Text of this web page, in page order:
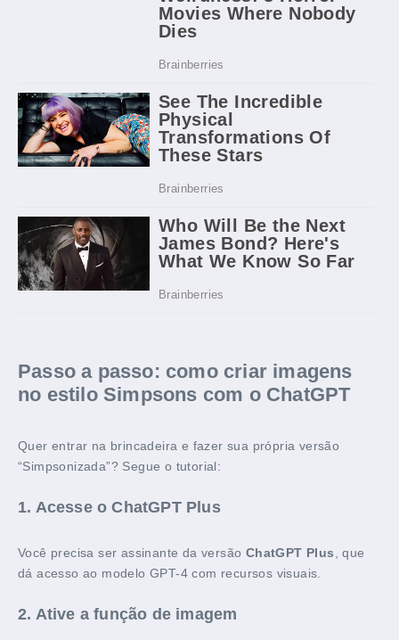
Passo a passo: como criar imagens
no estilo Simpsons com o ChatGPT
Quer entrar na brincadeira e fazer sua própria versão
“Simpsonizada”? Segue o tutorial:
1. Acesse o ChatGPT Plus
Você precisa ser assinante da versão ChatGPT Plus
, que
dá acesso ao modelo GPT-4 com recursos visuais.
2. Ative a função de imagem